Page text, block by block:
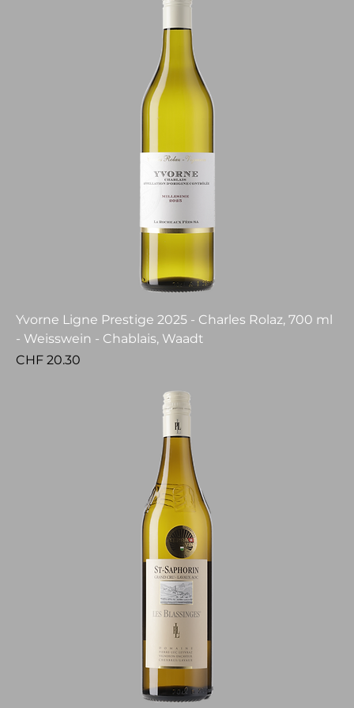
Yvorne Ligne Prestige 2025 - Charles Rolaz, 700 ml
- Weisswein - Chablais, Waadt
Price
CHF 20.30